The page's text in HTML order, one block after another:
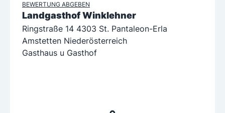
BEWERTUNG ABGEBEN
Landgasthof Winklehner
Ringstraße 14 4303 St. Pantaleon-Erla
Amstetten Niederösterreich
Gasthaus u Gasthof